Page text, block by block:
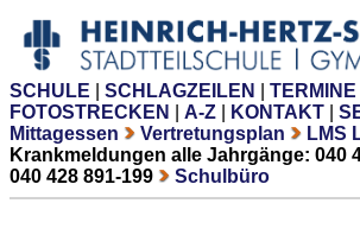
SCHULE SCHLAGZEILEN TERMINE
FOTOSTRECKEN
A-Z KONTAKT
Mittagessen
Vertretungsplan LMS
Krankmeldungen alle Jahrgänge: 040
040 428 891-199
Schulbüro